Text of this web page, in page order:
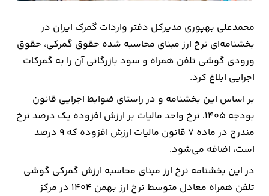
کشاورزی
راه
و
مسکن
اقتصاد
ایران
ارتباطات
محمدعلی بهپوری مدیرکل دفتر واردات گمرک ایران در
بخشنامه‌ای نرخ ارز مبنای محاسبه شده حقوق گمرکی، حقوق
ورودی گوشی تلفن همراه و سود بازرگانی آن را به گمرکات
اجرایی ابلاغ کرد.
بر اساس این بخشنامه و در راستای ضوابط اجرایی قانون
بودجه ۱۴۰۵، نرخ واحد مالیات بر ارزش افزوده یک درصد نرخ
مندرج در ماده ۷ قانون مالیات ارزش افزوده که ۹ درصد
است، اضافه می‌شود.
در این بخشنامه نرخ ارز مبنای محاسبه ارزش گمرکی گوشی
تلفن همراه معادل متوسط نرخ ارز بهمن ۱۴۰۴ در مرکز